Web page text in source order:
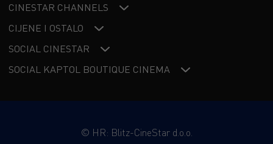
CINESTAR CHANNELS
CIJENE I OSTALO
SOCIAL CINESTAR
SOCIAL KAPTOL BOUTIQUE CINEMA
© HR: Blitz-CineStar d.o.o.